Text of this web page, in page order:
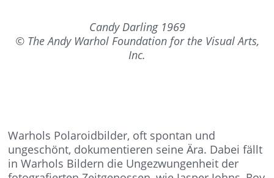
Candy Darling 1969
© The Andy Warhol Foundation for the Visual Arts,
Inc.
Warhols Polaroidbilder, oft spontan und
ungeschönt, dokumentieren seine Ära. Dabei fällt
in Warhols Bildern die Ungezwungenheit der